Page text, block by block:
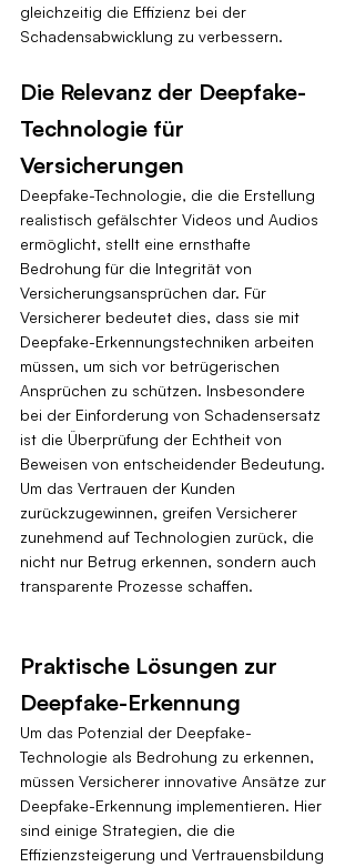
gleichzeitig die Effizienz bei der
Schadensabwicklung zu verbessern.
Die Relevanz der Deepfake-
Technologie für
Versicherungen
Deepfake-Technologie, die die Erstellung
realistisch gefälschter Videos und Audios
ermöglicht, stellt eine ernsthafte
Bedrohung für die Integrität von
Versicherungsansprüchen dar. Für
Versicherer bedeutet dies, dass sie mit
Deepfake-Erkennungstechniken arbeiten
müssen, um sich vor betrügerischen
Ansprüchen zu schützen. Insbesondere
bei der Einforderung von Schadensersatz
ist die Überprüfung der Echtheit von
Beweisen von entscheidender Bedeutung.
Um das Vertrauen der Kunden
zurückzugewinnen, greifen Versicherer
zunehmend auf Technologien zurück, die
nicht nur Betrug erkennen, sondern auch
transparente Prozesse schaffen.
Praktische Lösungen zur
Deepfake-Erkennung
Um das Potenzial der Deepfake-
Technologie als Bedrohung zu erkennen,
müssen Versicherer innovative Ansätze zur
Deepfake-Erkennung implementieren. Hier
sind einige Strategien, die die
Effizienzsteigerung und Vertrauensbildung